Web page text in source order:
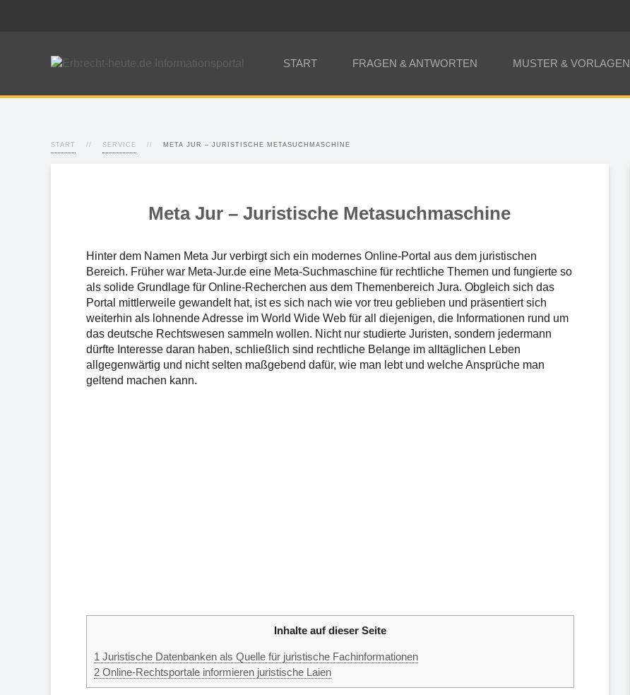
START FRAGEN & ANTWORTEN MUSTER & VORLAGEN
START SERVICE META JUR – JURISTISCHE METASUCHMASCHINE
Meta Jur – Juristische Metasuchmaschine
Hinter dem Namen Meta Jur verbirgt sich ein modernes Online-Portal aus dem juristischen
Bereich. Früher war Meta-Jur.de eine Meta-Suchmaschine für rechtliche Themen und fungierte so
als solide Grundlage für Online-Recherchen aus dem Themenbereich Jura. Obgleich sich das
Portal mittlerweile gewandelt hat, ist es sich nach wie vor treu geblieben und präsentiert sich
weiterhin als lohnende Adresse im World Wide Web für all diejenigen, die Informationen rund um
das deutsche Rechtswesen sammeln wollen. Nicht nur studierte Juristen, sondern jedermann
dürfte Interesse daran haben, schließlich sind rechtliche Belange im alltäglichen Leben
allgegenwärtig und nicht selten maßgebend dafür, wie man lebt und welche Ansprüche man
geltend machen kann.
Inhalte auf dieser Seite
1 Juristische Datenbanken als Quelle für juristische Fachinformationen
2 Online-Rechtsportale informieren juristische Laien